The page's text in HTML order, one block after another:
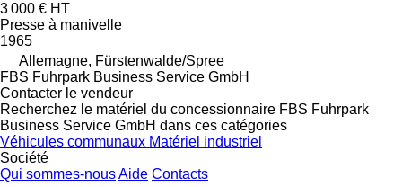
3 000 € HT
Presse à manivelle
1965
Allemagne, Fürstenwalde/Spree
FBS Fuhrpark Business Service GmbH
Contacter le vendeur
Recherchez le matériel du concessionnaire FBS Fuhrpark
Business Service GmbH dans ces catégories
Véhicules communaux Matériel industriel
Société
Qui sommes-nousAide Contacts